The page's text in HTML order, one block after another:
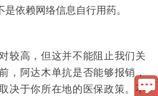
依赖网络信息自行用药。
较高，但这并不能阻止我们关
，阿达木单抗是否能够报销，
决于你所在地的医保政策。不